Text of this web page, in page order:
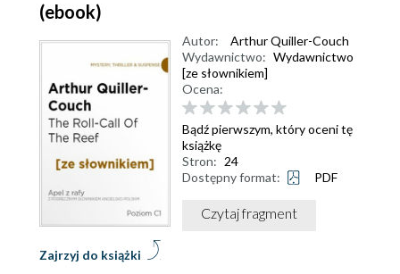
(ebook)
Zajrzyj do książki
Autor:
Arthur Quiller-Couch
Wydawnictwo: Wydawnictwo
[ze słownikiem]
Ocena:
Bądź pierwszym, który oceni tę
książkę
Stron: 24
Dostępny format:
PDF
Czytaj fragment